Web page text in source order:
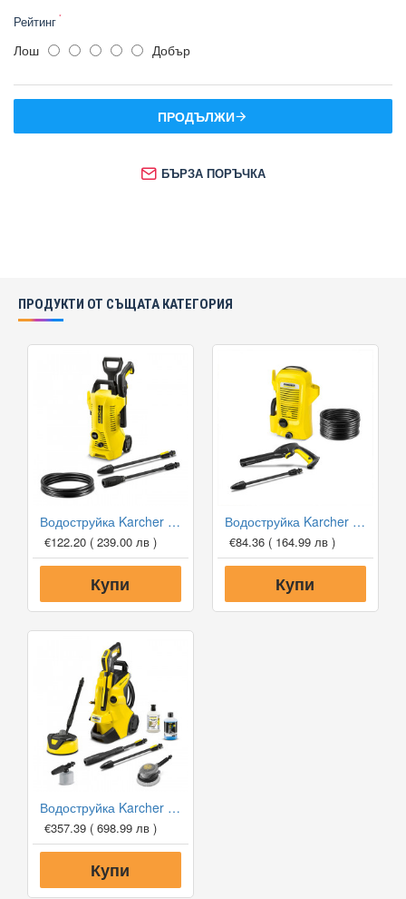
Рейтинг
Лош Добър
ПРОДЪЛЖИ
БЪРЗА ПОРЪЧКА
ПРОДУКТИ ОТ СЪЩАТА КАТЕГОРИЯ
Водоструйка Karcher K2 Power Control
€122.20 ( 239.00 лв )
Купи
Водоструйка Karcher K2 OPP
€84.36 ( 164.99 лв )
Купи
Водоструйка Karcher K4 Power Control Car & Home
€357.39 ( 698.99 лв )
Купи